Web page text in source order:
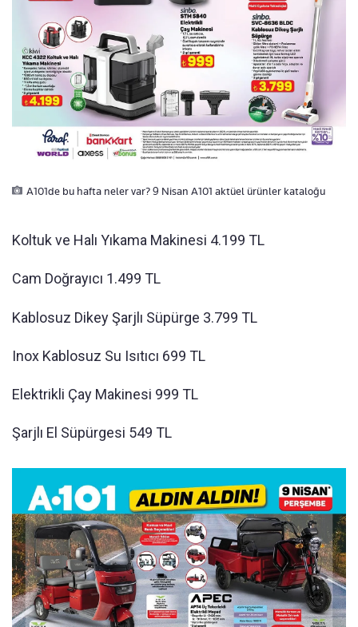
A101de bu hafta neler var? 9 Nisan A101 aktüel ürünler kataloğu
Koltuk ve Halı Yıkama Makinesi 4.199 TL
Cam Doğrayıcı 1.499 TL
Kablosuz Dikey Şarjlı Süpürge 3.799 TL
Inox Kablosuz Su Isıtıcı 699 TL
Elektrikli Çay Makinesi 999 TL
Şarjlı El Süpürgesi 549 TL